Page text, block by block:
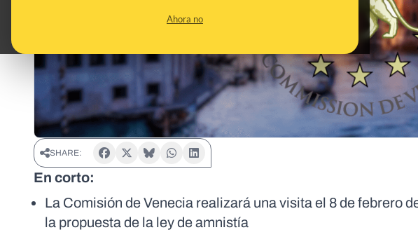
Ahora no
SHARE:
En corto:
La Comisión de Venecia realizará una visita el 8 de febrero
la propuesta de la ley de amnistía